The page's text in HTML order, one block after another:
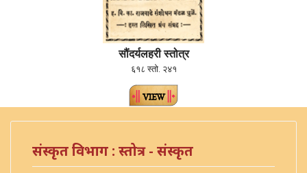
सौंदर्यलहरी स्तोत्र
६१८ स्तो. २४१
संस्कृत विभाग : स्तोत्र - संस्कृत